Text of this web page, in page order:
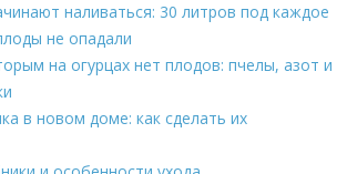
наливаться: 30 литров под каждое
не опадали
на огурцах нет плодов: пчелы, азот и
в новом доме: как сделать их